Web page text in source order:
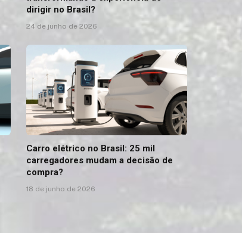
dirigir no Brasil?
24 de junho de 2026
Carro elétrico no Brasil: 25 mil
carregadores mudam a decisão de
compra?
18 de junho de 2026